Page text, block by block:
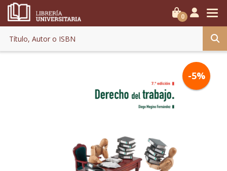
0
-5%